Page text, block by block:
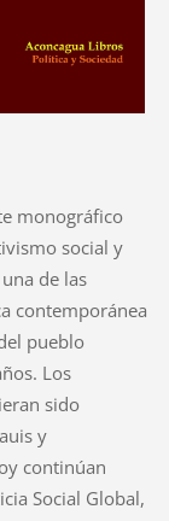
monográfico
social y
de las
contemporánea
pueblo
Los
sido
y
continúan
Social Global,